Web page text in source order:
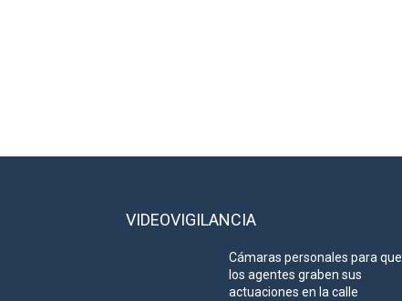
VIDEOVIGILANCIA
Cámaras personales para que
los agentes graben sus
actuaciones en la calle